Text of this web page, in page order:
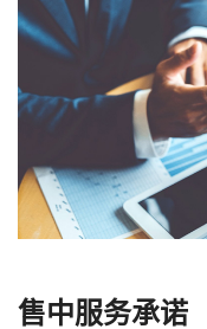
售中服务承诺